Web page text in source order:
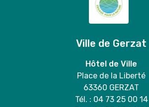
Ville de Gerzat
Hôtel de Ville
Place de la Liberté
63360 GERZAT
Tél. : 04 73 25 00 14